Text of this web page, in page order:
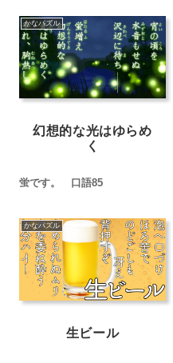
かなパズル
幻想的な光はゆらめ
く
蛍です。 口語85
かなパズル
生ビール